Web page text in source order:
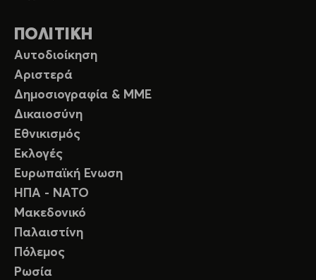
ΠΟΛΙΤΙΚΗ
Αυτοδιοίκηση
Αριστερά
Δημοσιογραφία & ΜΜΕ
Δικαιοσύνη
Εθνικισμός
Εκλογές
Ευρωπαϊκή Ενωση
ΗΠΑ - ΝΑΤΟ
Μακεδονικό
Παλαιστίνη
Πόλεμος
Ρωσία